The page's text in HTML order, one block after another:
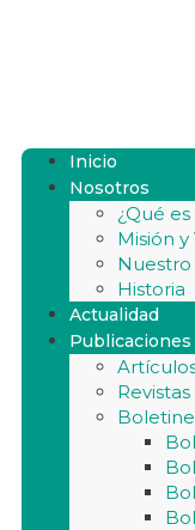
Inicio
Nosotros
¿Qué
Misión y
Historia
Actualidad
Publicaciones
Revistas